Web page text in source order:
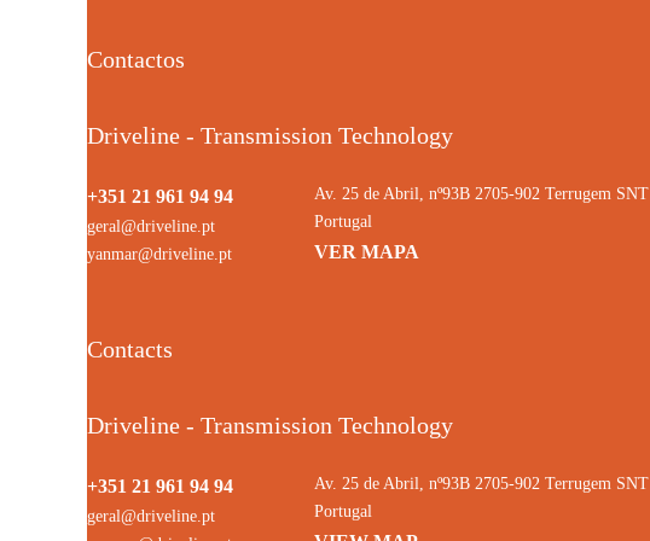
Contactos
Driveline - Transmission Technology
+351 21 961 94 94
geral@driveline.pt
yanmar@driveline.pt
Av. 25 de Abril, nº93B 2705-902 Terrugem SNT
Portugal
VER MAPA
Contacts
Driveline - Transmission Technology
+351 21 961 94 94
geral@driveline.pt
Av. 25 de Abril, nº93B 2705-902 Terrugem SNT
Portugal